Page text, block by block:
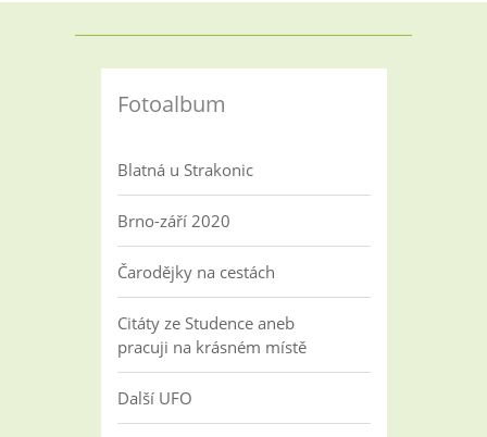
Fotoalbum
Blatná u Strakonic
Brno-září 2020
Čarodějky na cestách
Citáty ze Studence aneb
pracuji na krásném místě
Další UFO